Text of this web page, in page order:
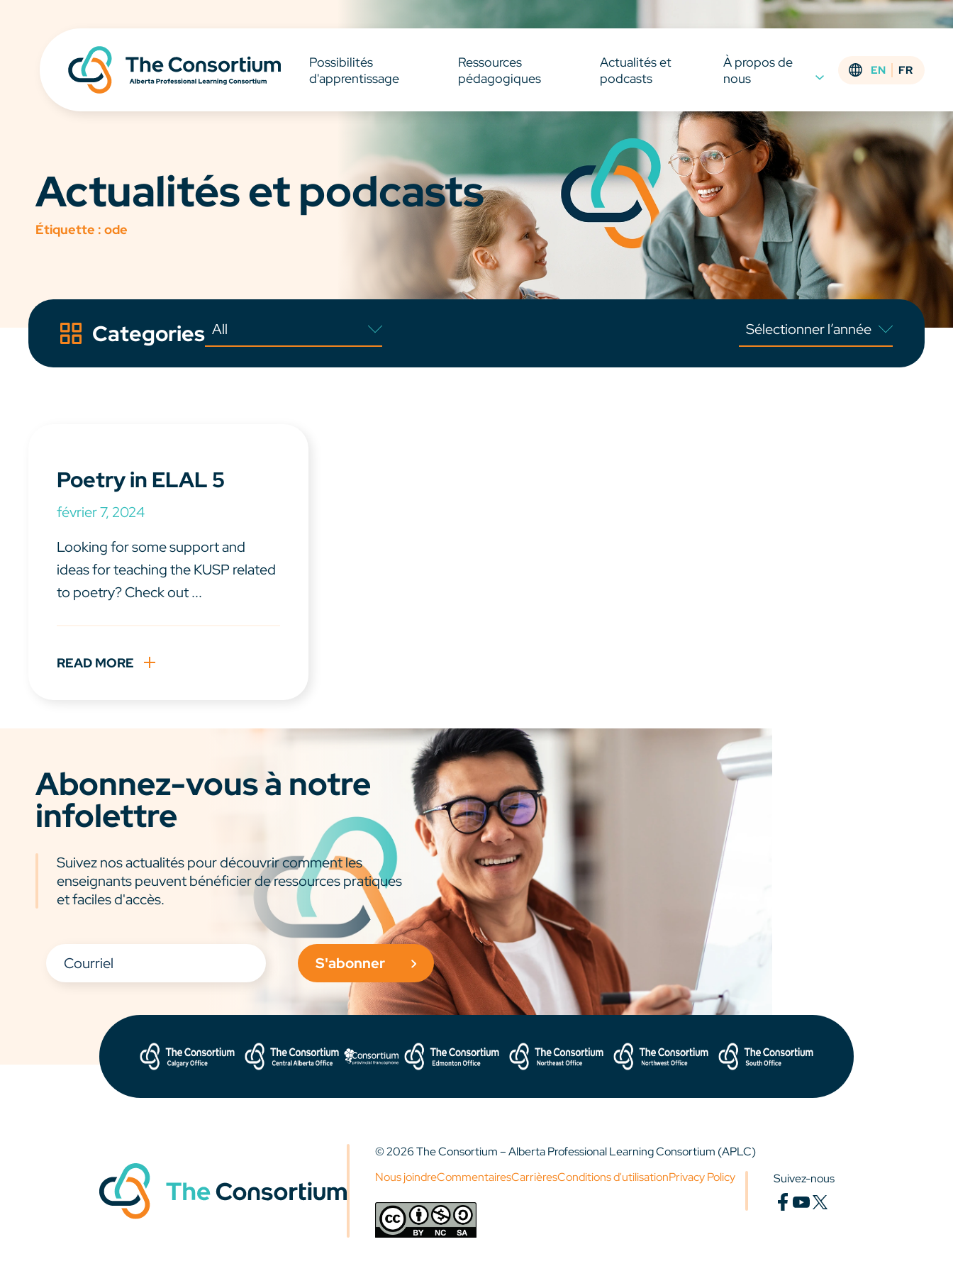
Possibilités
d'apprentissage
Ressources
pédagogiques
Actualités et
podcasts
À propos de
nous
EN FR
Actualités et podcasts
Étiquette : ode
Categories
Poetry in ELAL 5
février 7, 2024
Looking for some support and
ideas for teaching the KUSP related
to poetry? Check out ...
READ MORE
Abonnez-vous à notre
infolettre
Suivez nos actualités pour découvrir comment les
enseignants peuvent bénéficier de ressources pratiques
et faciles d'accès.
S'abonner
© 2026 The Consortium – Alberta Professional Learning Consortium (APLC)
Nous joindreCommentairesCarrièresConditions d'utilisationPrivacy Policy Suivez-nous